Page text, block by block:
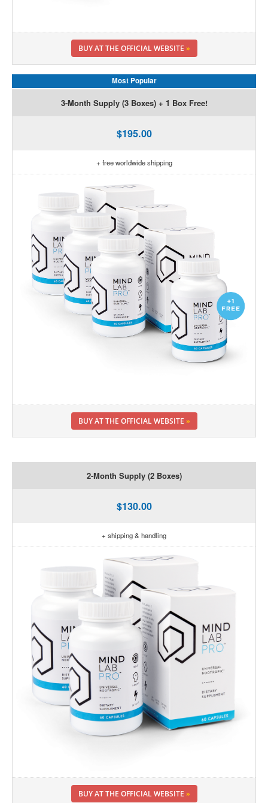
BUY AT THE OFFICIAL WEBSITE »
Most Popular
3-Month Supply (3 Boxes) + 1 Box Free!
$195.00
+ free worldwide shipping
BUY AT THE OFFICIAL WEBSITE »
2-Month Supply (2 Boxes)
$130.00
+ shipping & handling
BUY AT THE OFFICIAL WEBSITE »